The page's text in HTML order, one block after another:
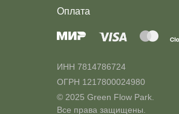
Оплата
ИНН 7814786724
ОГРН 1217800024980
© 2025 Green Flow Park.
Все права защищены.